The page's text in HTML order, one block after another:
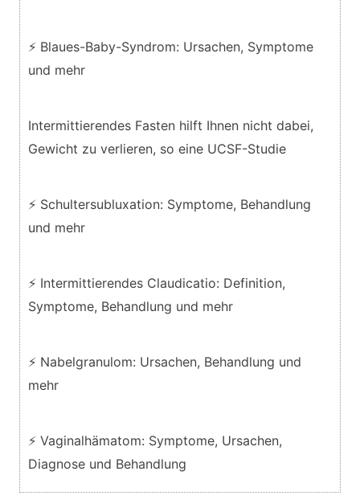
⚡ Blaues-Baby-Syndrom: Ursachen, Symptome
und mehr
Intermittierendes Fasten hilft Ihnen nicht dabei,
Gewicht zu verlieren, so eine UCSF-Studie
⚡ Schultersubluxation: Symptome, Behandlung
und mehr
⚡ Intermittierendes Claudicatio: Definition,
Symptome, Behandlung und mehr
⚡ Nabelgranulom: Ursachen, Behandlung und
mehr
⚡ Vaginalhämatom: Symptome, Ursachen,
Diagnose und Behandlung